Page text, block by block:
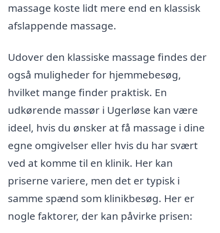
massage koste lidt mere end en klassisk
afslappende massage.
Udover den klassiske massage findes der
også muligheder for hjemmebesøg,
hvilket mange finder praktisk. En
udkørende massør i Ugerløse kan være
ideel, hvis du ønsker at få massage i dine
egne omgivelser eller hvis du har svært
ved at komme til en klinik. Her kan
priserne variere, men det er typisk i
samme spænd som klinikbesøg. Her er
nogle faktorer, der kan påvirke prisen: